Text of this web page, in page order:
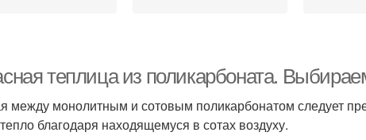
теплица из поликарбоната.
между монолитным и сотовым поликарбонатом следует
благодаря находящемуся в сотах воздуху.